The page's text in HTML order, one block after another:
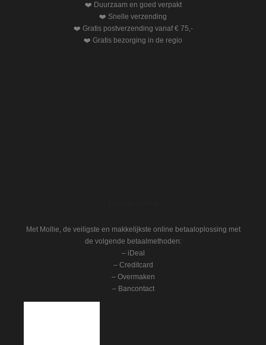
❤️ Duurzaam en goed verpakt
❤️ Snelle verzending
❤️ Gratis postverzending vanaf € 75,-
❤️ Gratis bezorging in de regio
Met Mollie, de veiligste en makkelijkste online betaaloplossing met
de volgende betaalmethoden:
– iDeal
– Creditcard
– Overmaken
– Bancontact